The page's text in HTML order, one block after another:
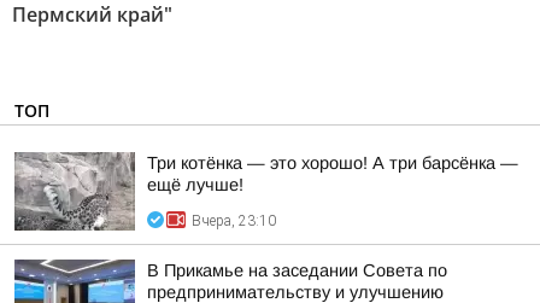
Пермский край"
ТОП
Три котёнка — это хорошо! А три барсёнка —
ещё лучше!
Вчера, 23:10
В Прикамье на заседании Совета по
предпринимательству и улучшению